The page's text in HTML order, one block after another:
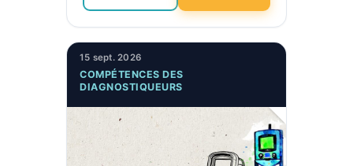
15 sept. 2026
COMPÉTENCES DES
DIAGNOSTIQUEURS